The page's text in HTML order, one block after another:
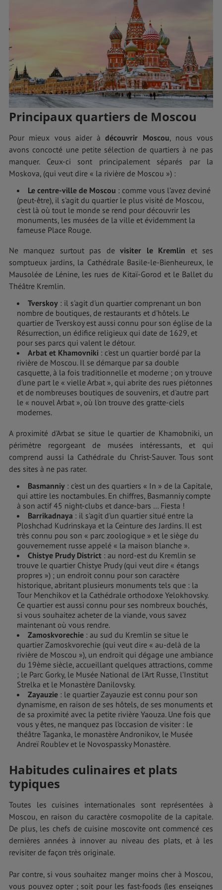
Principaux quartiers de Moscou
Pour mieux vous aider àdécouvrir Moscou, nous vous
avons concocté une petite sélection de quartiers à ne pas
manquer. Ceux-ci sont principalement séparés par la
Moskova, (qui veut dire « la rivière de Moscou ») :
Le centre-ville de Moscou : comme vous l’avez deviné
(peut-être), il s'agit du quartier le plus visité de Moscou,
c'est là où tout le monde se rend pour découvrir les
monuments, les musées de la ville et évidemment la
fameuse Place Rouge.
Ne manquez surtout pas devisiter le Kremlin et ses
somptueux jardins, la Cathédrale Basile-le-Bienheureux, le
Mausolée de Lénine, les rues de Kitaï-Gorod et le Ballet du
Théâtre Kremlin.
Tverskoy : il s'agit d'un quartier comprenant un bon
nombre de boutiques, de restaurants et d'hôtels. Le
quartier de Tverskoy est aussi connu pour son église de la
Résurrection, un édifice religieux qui date de 1629, et
pour ses parcs qui valent le détour.
Arbat et Khamovniki : c'est un quartier bordé par la
rivière de Moscou. Il se démarque par sa double
casquette, à la fois traditionnelle et moderne ; on y trouve
d'une part le « vielle Arbat », qui abrite des rues piétonnes
et de nombreuses boutiques de souvenirs, et d'autre part
le « nouvel Arbat », où l'on trouve des gratte-ciels
modernes.
A proximité d'Arbat se situe le quartier de Khamobniki, un
périmètre regorgeant de musées intéressants, et qui
comprend aussi la Cathédrale du Christ-Sauver. Tous sont
des sites à ne pas rater.
Basmanniy : c'est un des quartiers « In » de la Capitale,
qui attire les noctambules. En chiffres, Basmanniy compte
à son actif 45 night-clubs et dance-bars … Fiesta !
Barrikadnaya : il s'agit d'un quartier situé entre la
Ploshchad Kudrinskaya et la Ceinture des Jardins. Il est
très connu pou son « parc zoologique » et le siège du
gouvernement russe appelé « la maison blanche ».
Chistye Prudy District : au nord-est du Kremlin se
trouve le quartier Chistye Prudy (qui veut dire « étangs
propres ») ; un endroit connu pour son caractère
historique, abritant plusieurs monuments tels que : la
Tour Menchikov et la Cathédrale orthodoxe Yelokhovsky.
Ce quartier est aussi connu pour ses nombreux bouchés,
si vous souhaitez acheter de la viande, vous savez
maintenant où vous rendre.
Zamoskvorechie : au sud du Kremlin se situe le
quartier Zamoskvorechie (qui veut dire « au-delà de la
rivière de Moscou »), un endroit qui dégage une ambiance
du 19ème siècle, accueillant quelques attractions, comme
; le Parc Gorky, le Musée National de l'Art Russe, l’Institut
Strelka et le Monastère Danilovsky.
Zayauzie : le quartier Zayauzie est connu pour son
dynamisme, en raison de ses hôtels, de ses monuments et
de sa proximité avec la petite rivière Yaouza. Une fois que
vous y êtes, ne manquez pas l’occasion de visiter : le
théâtre Taganka, le monastère Andronikov, le Musée
Andreï Roublev et le Novospassky Monastère.
Habitudes culinaires et plats
typiques
Toutes les cuisines internationales sont représentées à
Moscou, en raison du caractère cosmopolite de la capitale.
De plus, les chefs de cuisine moscovite ont commencé ces
dernières années à innover au niveau des plats, et à les
revisiter de façon très originale.
Par contre, si vous souhaitez manger moins cher à Moscou,
vous pouvez opter ; soit pour les fast-foods (les enseignes